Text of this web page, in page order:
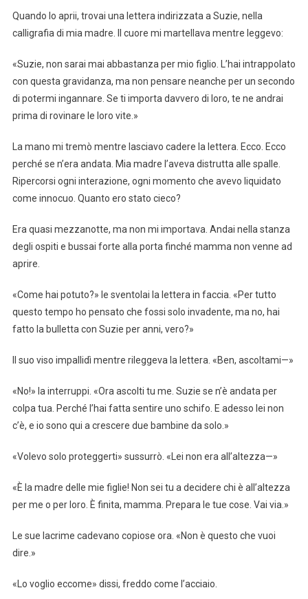
Quando lo aprii, trovai una lettera indirizzata a Suzie, nella
calligrafia di mia madre. Il cuore mi martellava mentre leggevo:
«Suzie, non sarai mai abbastanza per mio figlio. L’hai intrappolato
con questa gravidanza, ma non pensare neanche per un secondo
di potermi ingannare. Se ti importa davvero di loro, te ne andrai
prima di rovinare le loro vite.»
La mano mi tremò mentre lasciavo cadere la lettera. Ecco. Ecco
perché se n’era andata. Mia madre l’aveva distrutta alle spalle.
Ripercorsi ogni interazione, ogni momento che avevo liquidato
come innocuo. Quanto ero stato cieco?
Era quasi mezzanotte, ma non mi importava. Andai nella stanza
degli ospiti e bussai forte alla porta finché mamma non venne ad
aprire.
«Come hai potuto?» le sventolai la lettera in faccia. «Per tutto
questo tempo ho pensato che fossi solo invadente, ma no, hai
fatto la bulletta con Suzie per anni, vero?»
Il suo viso impallidì mentre rileggeva la lettera. «Ben, ascoltami—»
«No!» la interruppi. «Ora ascolti tu me. Suzie se n’è andata per
colpa tua. Perché l’hai fatta sentire uno schifo. E adesso lei non
c’è, e io sono qui a crescere due bambine da solo.»
«Volevo solo proteggerti» sussurrò. «Lei non era all’altezza—»
«È la madre delle mie figlie! Non sei tu a decidere chi è all’altezza
per me o per loro. È finita, mamma. Prepara le tue cose. Vai via.»
Le sue lacrime cadevano copiose ora. «Non è questo che vuoi
dire.»
«Lo voglio eccome» dissi, freddo come l’acciaio.